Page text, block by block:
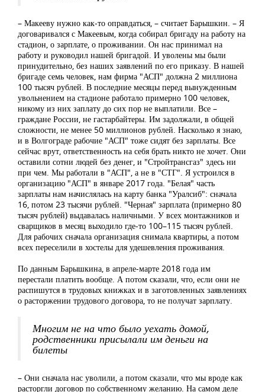
– Макееву нужно как-то оправдаться, – считает Барышкин. – Я
договаривался с Макеевым, когда собирал бригаду на работу на
стадион, о зарплате, о проживании. Он нас принимал на
работу и руководил нашей бригадой. И уволены мы были
принудительно, без наших заявлений по его приказу. В нашей
бригаде семь человек, нам фирма "АСП" должна 2 миллиона
100 тысяч рублей. В последние месяцы перед вынужденным
увольнением на стадионе работало примерно 100 человек,
никому из них заплату до сих пор не выплатили. Все –
граждане России, не гастарбайтеры. Им задолжали, в общей
сложности, не менее 50 миллионов рублей. Насколько я знаю,
и в Волгограде рабочие "АСП" тоже сидят без зарплаты. Все
сейчас врут, ответственность на себя брать никто не хочет. Они
оставили сотни людей без денег, и "Стройтрансгаз" здесь ни
при чем. Мы работали в "АСП", а не в "СТГ". Я устроился в
организацию "АСП" в январе 2017 года. "Белая" часть
зарплаты нам начислялась на карту банка "Уралсиб": сначала
16, потом 23 тысячи рублей. "Черная" зарплата (примерно 80
тысяч рублей) выдавалась наличными. У всех монтажников и
сварщиков в месяц выходило где-то 100–115 тысяч рублей.
Для рабочих сначала организация снимала квартиры, а потом
всех переселили в хостелы для удешевления проживания.
По данным Барышкина, в апреле-марте 2018 года им
перестали платить вообще. А потом сказали, что, если они не
распишутся в трудовых книжках и в заготовленных заявлениях
о расторжении трудового договора, то не получат зарплату.
Многим не на что было уехать домой,
родственники присылали им деньги на
билеты
– Они сначала нас уволили, а потом сказали, что мы вроде как
расторгли договор по собственному желанию. На самом деле